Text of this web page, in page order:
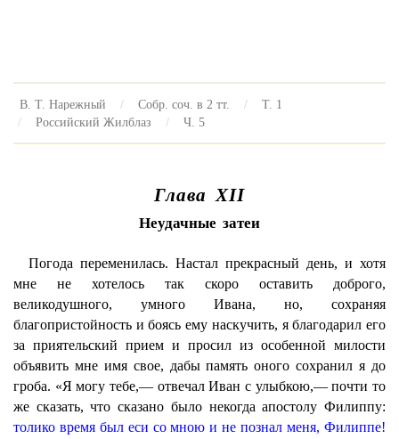
В. Т. Нарежный Собр. соч. в 2 тт.
Т. 1
Российский Жилблаз
Ч. 5
Глава XII
Неудачные затеи
Погода переменилась. Настал прекрасный день, и хотя
мне не хотелось так скоро оставить доброго,
великодушного, умного Ивана, но, сохраняя
благопристойность и боясь ему наскучить, я благодарил его
за приятельский прием и просил из особенной милости
объявить мне имя свое, дабы память оного сохранил я до
гроба. «Я могу тебе,— отвечал Иван с улыбкою,— почти то
же сказать, что сказано было некогда апостолу Филиппу:
толико время был еси со мною и не познал меня, Филиппе!